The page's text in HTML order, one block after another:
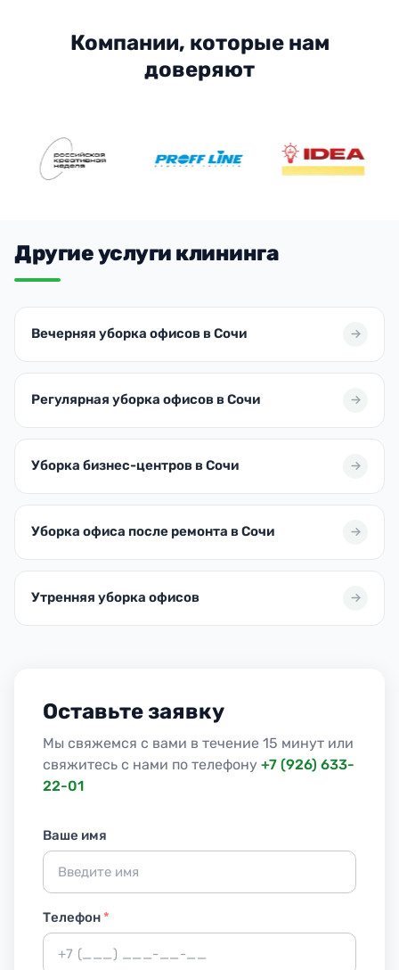
Компании, которые нам
доверяют
Другие услуги клининга
Вечерняя уборка офисов в Сочи
Регулярная уборка офисов в Сочи
Уборка бизнес-центров в Сочи
Уборка офиса после ремонта в Сочи
Утренняя уборка офисов
Оставьте заявку
Мы свяжемся с вами в течение 15 минут или
свяжитесь с нами по телефону +7 (926) 633-
22-01
Ваше имя
Телефон*